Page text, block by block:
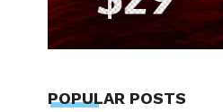
POPULAR POSTS